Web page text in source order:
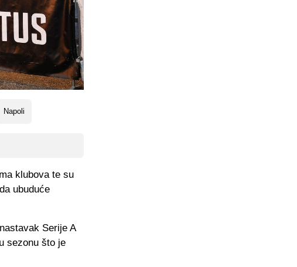
Napoli
klubova te su
ubuduće
Serije A
sezonu što je